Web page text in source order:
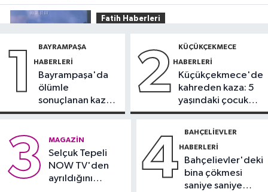
Fatih Haberleri
kamerada
Güncel
ormana sıçradı
17:46
orman yangını söndürüldü
1 BAYRAMPAŞA
HABERLERI
Bayrampaşa'da
ölümle
sonuçlanan kaza:
Sürücü
2 KÜÇÜKÇEKMECE
HABERLERI
Küçükçekmece'de
kahreden kaza: 5
yaşındaki çocuk
yoğun bakımda
3 MAGAZIN
Selçuk Tepeli
NOW TV'den
ayrıldığını
4 BAHÇELIEVLER
HABERLERI
Bahçelievler'deki
bina çökmesi
saniye saniye